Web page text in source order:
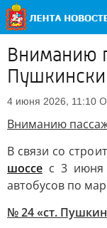
Вниманию
4 июня 2026, 11:10
Вниманию
В связи со
шоссе с 3 июня
автобусов по
№ 24 «ст.